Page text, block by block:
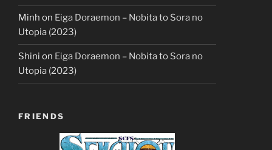
Minh on Eiga Doraemon – Nobita to Sora no
Utopia (2023)
Shini on Eiga Doraemon – Nobita to Sora no
Utopia (2023)
FRIENDS